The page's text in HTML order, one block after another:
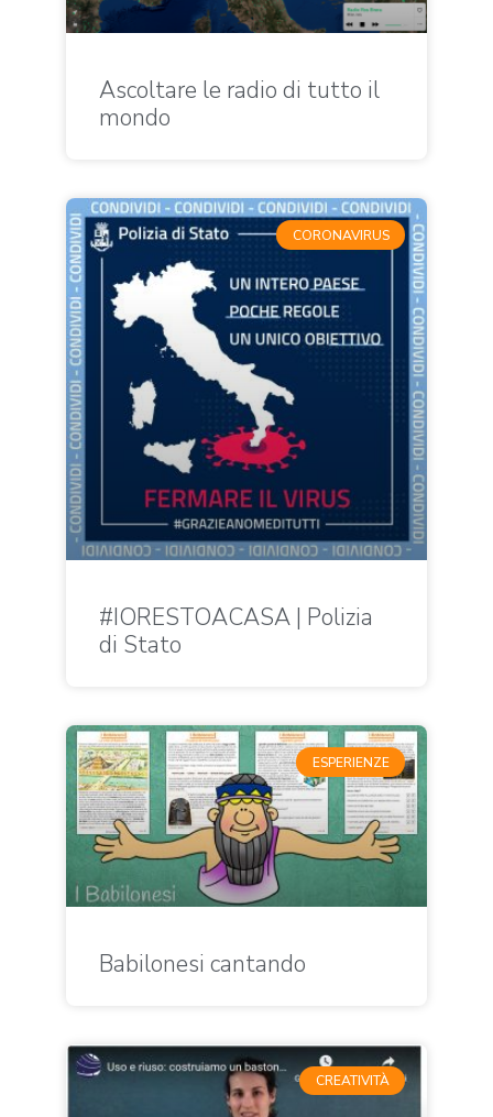
Ascoltare le radio di tutto il
mondo
CORONAVIRUS
#IORESTOACASA | Polizia
di Stato
ESPERIENZE
Babilonesi cantando
CREATIVITÀ